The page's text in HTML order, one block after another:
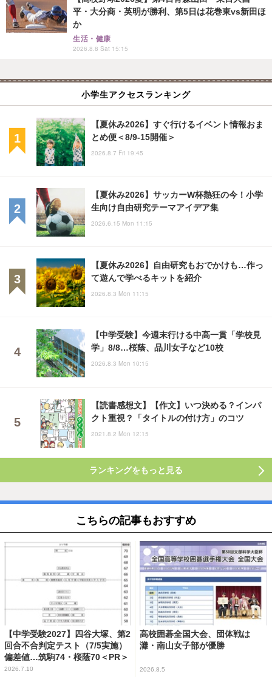
平・大分商・英明が勝利、第5日は花巻東vs新田ほ
か
生活・健康
2026.8.8 Sat 15:15
小学生アクセスランキング
【夏休み2026】すぐ行けるイベント情報おま
とめ便＜8/9-15開催＞
2026.8.7 Fri 19:45
【夏休み2026】サッカーW杯熱狂の今！小学
生向け自由研究テーマアイデア集
2026.6.15 Mon 11:15
【夏休み2026】自由研究もおでかけも…作っ
て遊んで学べるキットを紹介
2026.8.3 Mon 11:15
【中学受験】今週末行ける中高一貫「学校見
学」8/8…桜蔭、品川女子など10校
2026.8.3 Mon 10:15
【読書感想文】【作文】いつ決める？インパ
クト重視？「タイトルの付け方」のコツ
2021.8.2 Mon 12:15
ランキングをもっと見る
こちらの記事もおすすめ
【中学受験2027】四谷大塚、第2
回合不合判定テスト（7/5実施）
偏差値…筑駒74・桜蔭70＜PR＞
2026.7.10
高校囲碁全国大会、団体戦は
灘・南山女子部が優勝
2026.8.5